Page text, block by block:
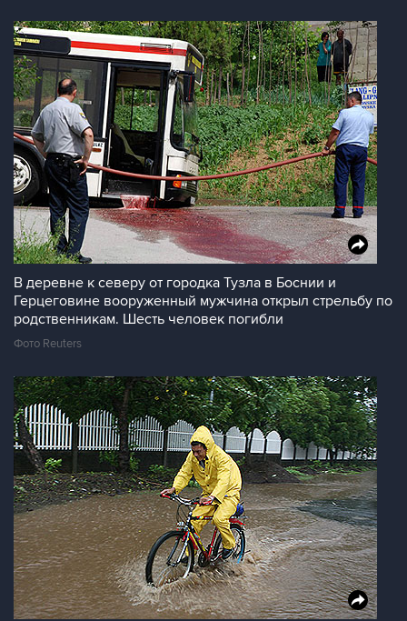
В деревне к северу от городка Тузла в Боснии и
Герцеговине вооруженный мужчина открыл стрельбу по
родственникам. Шесть человек погибли
Фото Reuters